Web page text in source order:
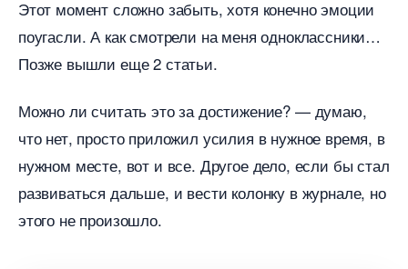
Этот момент сложно забыть, хотя конечно эмоции
поугасли. А как смотрели на меня одноклассники
Позже вышли еще 2 статьи.
Можно ли считать это за достижение? — думаю,
что нет, просто приложил усилия в нужное время,
нужном месте, вот и все. Другое дело, если бы стал
развиваться дальше, и вести колонку в журнале, но
этого не произошло.